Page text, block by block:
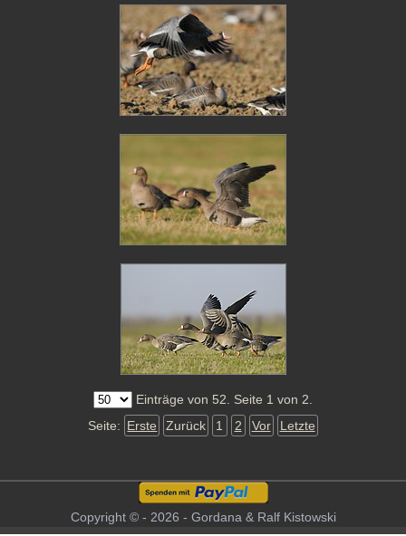
Einträge von 52. Seite 1 von 2.
Seite: Erste Zurück 1 2 Vor Letzte
Copyright © - 2026 - Gordana & Ralf Kistowski